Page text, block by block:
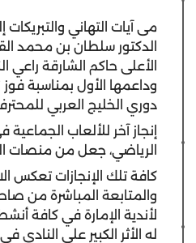
مى آيات التهاني
الدكتور سلطان بن محمد
الأعلى حاكم الشارقة راعي
وداعمها الأول بمناسبة
دوري الخليج العربي للمحترفين 2018-
إنجاز آخر للألعاب الجماعية
الرياضي، جعل من منصات
كافة تلك الإنجازات تعكس
والمتابعة المباشرة من
لأندية الإمارة في كافة
له الأثر الكبير على